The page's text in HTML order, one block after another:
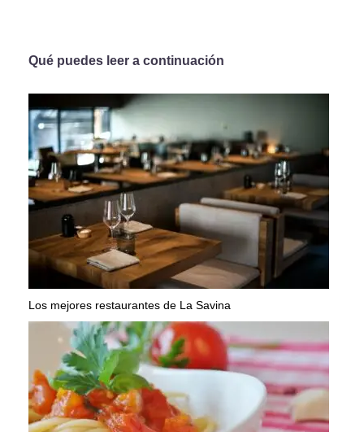
Qué puedes leer a continuación
Los mejores restaurantes de La Savina